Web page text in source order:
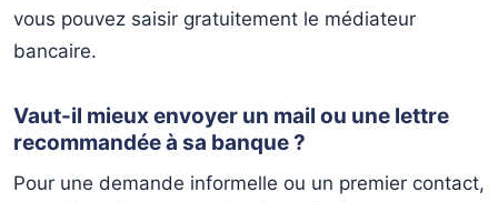
vous pouvez saisir gratuitement le médiateur
bancaire.
Vaut-il mieux envoyer un mail ou une lettre
recommandée à sa banque ?
Pour une demande informelle ou un premier contact,